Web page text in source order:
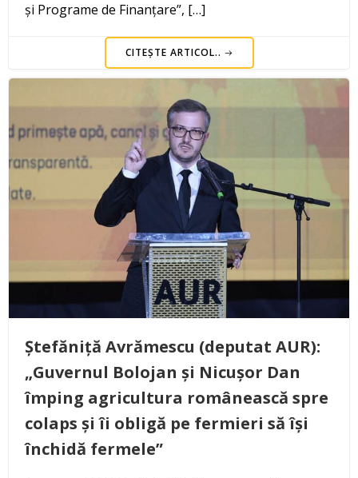
și Programe de Finanțare”, […]
CITEȘTE ARTICOL..
Ștefăniță Avrămescu (deputat AUR):
„Guvernul Bolojan și Nicușor Dan
împing agricultura românească spre
colaps și îi obligă pe fermieri să își
închidă fermele”